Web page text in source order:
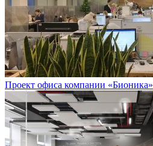
Проект офиса компании «Бионика»